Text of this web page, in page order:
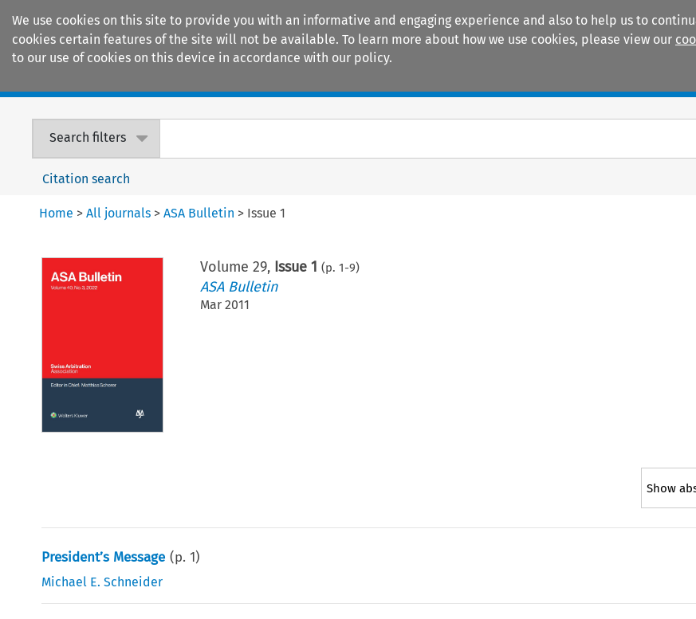
We use cookies on this site to provide you with an informative and engaging experience and also to help us to
cookies certain features of the site will not be available. To learn more about how we use cookies, please view our
to our use of cookies on this device in accordance with our policy.
Search filters
Citation search
Home >All journals >ASA Bulletin > Issue 1
Volume29, Issue 1 (p.1-9)
ASA Bulletin
Mar 2011
Show
President’s Message (p.1)
Michael E. Schneider